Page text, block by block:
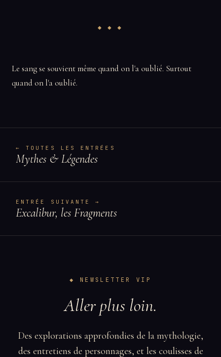
Le sang se souvient même quand on l'a oublié. Surtout
quand on l'a oublié.
← TOUTES LES ENTRÉES
Mythes & Légendes
ENTRÉE SUIVANTE →
Excalibur, les Fragments
◆ NEWSLETTER VIP
Aller plus loin.
Des explorations approfondies de la mythologie,
des entretiens de personnages, et les coulisses de